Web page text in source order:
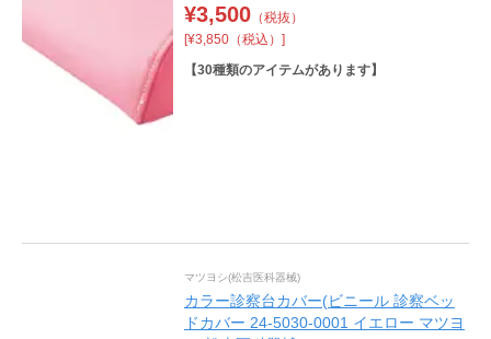
¥3,500（税抜）
[¥3,850（税込）]
【30種類のアイテムがあります】
マツヨシ(松吉医科器械)
カラー診察台カバー(ビニール 診察ベッ
ドカバー 24-5030-0001 イエロー マツヨ